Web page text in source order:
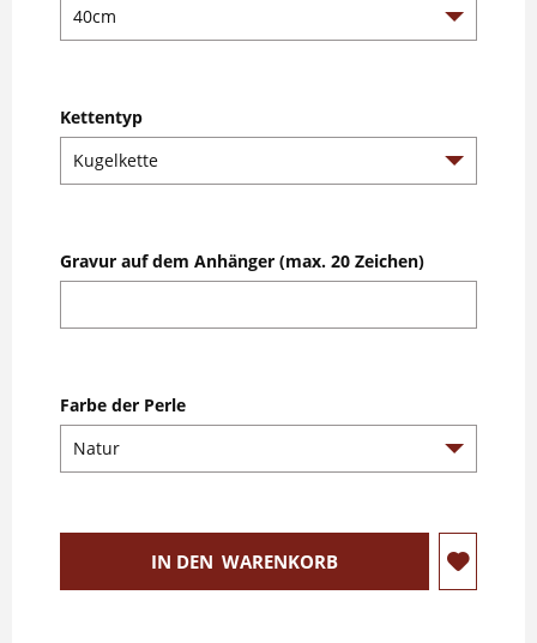
Kettentyp
Gravur auf dem Anhänger (max. 20 Zeichen)
Farbe der Perle
IN DEN WARENKORB